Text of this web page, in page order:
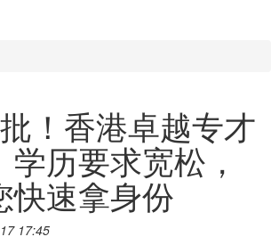
！香港卓越专才
历要求宽松，
快速拿身份
17:45